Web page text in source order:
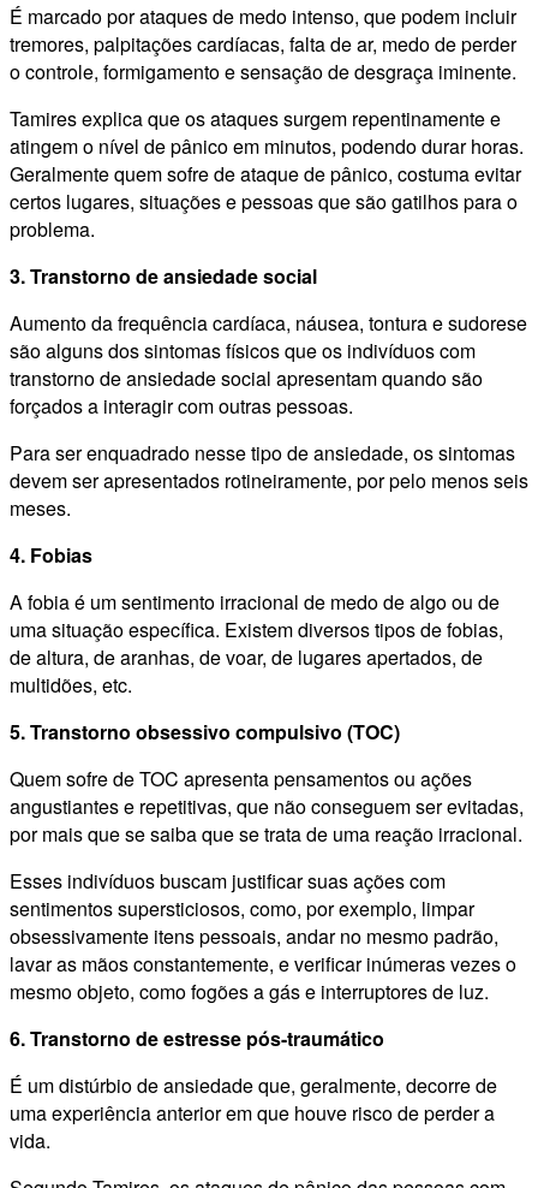
É marcado por ataques de medo intenso, que podem incluir
tremores, palpitações cardíacas, falta de ar, medo de perder
o controle, formigamento e sensação de desgraça iminente.
Tamires explica que os ataques surgem repentinamente e
atingem o nível de pânico em minutos, podendo durar horas.
Geralmente quem sofre de ataque de pânico, costuma evitar
certos lugares, situações e pessoas que são gatilhos para o
problema.
3. Transtorno de ansiedade social
Aumento da frequência cardíaca, náusea, tontura e sudorese
são alguns dos sintomas físicos que os indivíduos com
transtorno de ansiedade social apresentam quando são
forçados a interagir com outras pessoas.
Para ser enquadrado nesse tipo de ansiedade, os sintomas
devem ser apresentados rotineiramente, por pelo menos seis
meses.
4. Fobias
A fobia é um sentimento irracional de medo de algo ou de
uma situação específica. Existem diversos tipos de fobias,
de altura, de aranhas, de voar, de lugares apertados, de
multidões, etc.
5. Transtorno obsessivo compulsivo (TOC)
Quem sofre de TOC apresenta pensamentos ou ações
angustiantes e repetitivas, que não conseguem ser evitadas,
por mais que se saiba que se trata de uma reação irracional.
Esses indivíduos buscam justificar suas ações com
sentimentos supersticiosos, como, por exemplo, limpar
obsessivamente itens pessoais, andar no mesmo padrão,
lavar as mãos constantemente, e verificar inúmeras vezes o
mesmo objeto, como fogões a gás e interruptores de luz.
6. Transtorno de estresse pós-traumático
É um distúrbio de ansiedade que, geralmente, decorre de
uma experiência anterior em que houve risco de perder a
vida.